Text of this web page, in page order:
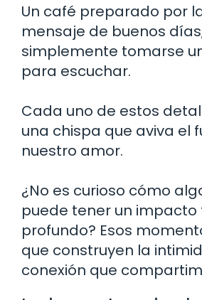
Un café preparado por
mensaje de buenos
simplemente tomarse
para escuchar.
Cada uno de estos
una chispa que aviva el
nuestro amor.
¿No es curioso cómo
puede tener un impacto
profundo? Esos
que construyen la
conexión que